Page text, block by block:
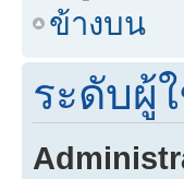
ข้างบน
ระดับผู้